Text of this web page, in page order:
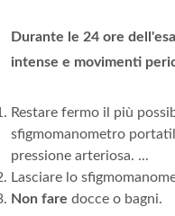
Durante le 24 ore
intense e movimenti
Restare fermo il più
sfigmomanometro
pressione arteriosa. ...
Lasciare lo
Non fare docce o bagni.